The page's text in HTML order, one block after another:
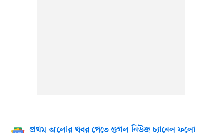
প্রথম আলোর খবর পেতে গুগল নিউজ চ্যানেল ফলো